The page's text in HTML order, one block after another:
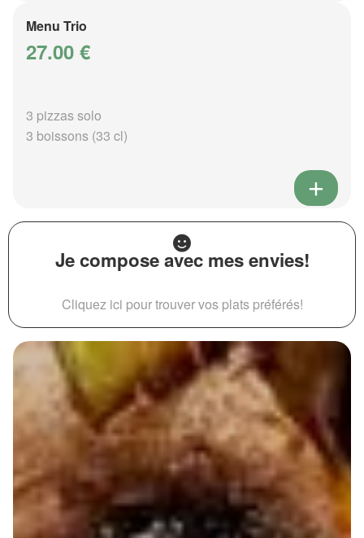
Menu Trio
27.00 €
3 pizzas solo
3 boissons (33 cl)
Je compose avec mes envies!
Cliquez ici pour trouver vos plats préférés!